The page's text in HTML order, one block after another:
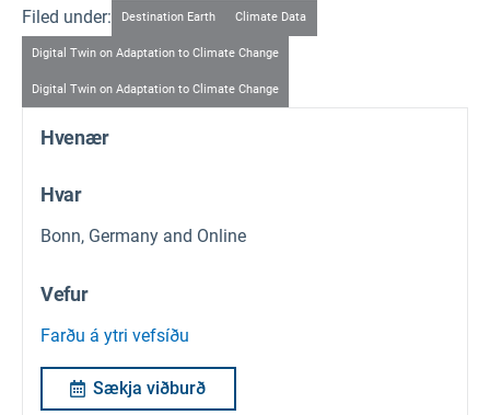
Filed under: Destination Earth Climate Data
Digital Twin on Adaptation to Climate Change
Digital Twin on Adaptation to Climate Change
Hvenær
Hvar
Bonn, Germany and Online
Vefur
Farðu á ytri vefsíðu
Sækja viðburð